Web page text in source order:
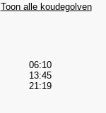
Toon alle koudegolven
06:10
13:45
21:19